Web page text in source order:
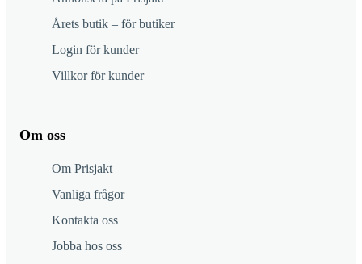
Årets butik – för butiker
Login för kunder
Villkor för kunder
Om oss
Om Prisjakt
Vanliga frågor
Kontakta oss
Jobba hos oss